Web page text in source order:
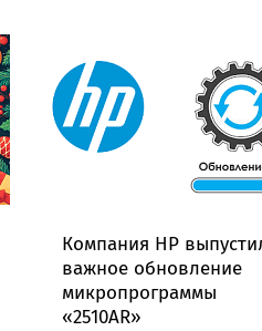
Компания HP
важное обновление
микропрограммы
«2510AR»